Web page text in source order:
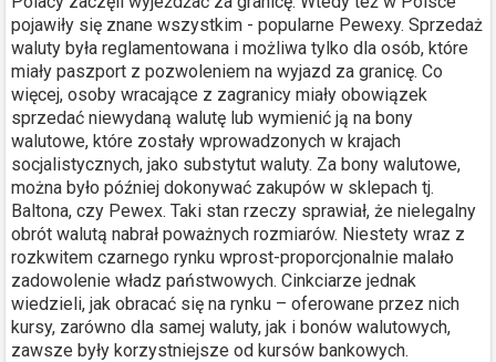
pojawiły się znane wszystkim - popularne Pewexy. Sprzedaż
waluty była reglamentowana i możliwa tylko dla osób, które
miały paszport z pozwoleniem na wyjazd za granicę. Co
więcej, osoby wracające z zagranicy miały obowiązek
sprzedać niewydaną walutę lub wymienić ją na bony
walutowe, które zostały wprowadzonych w krajach
socjalistycznych, jako substytut waluty. Za bony walutowe,
można było później dokonywać zakupów w sklepach tj.
Baltona, czy Pewex. Taki stan rzeczy sprawiał, że nielegalny
obrót walutą nabrał poważnych rozmiarów. Niestety wraz z
rozkwitem czarnego rynku wprost-proporcjonalnie malało
zadowolenie władz państwowych. Cinkciarze jednak
wiedzieli, jak obracać się na rynku – oferowane przez nich
kursy, zarówno dla samej waluty, jak i bonów walutowych,
zawsze były korzystniejsze od kursów bankowych.